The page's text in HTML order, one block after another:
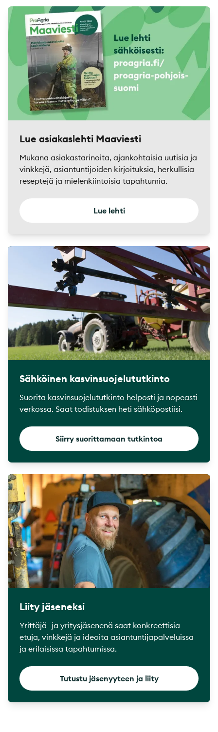
Lue asiakaslehti Maaviesti
Mukana asiakastarinoita, ajankohtaisia uutisia ja
vinkkejä, asiantuntijoiden kirjoituksia, herkullisia
reseptejä ja mielenkiintoisia tapahtumia.
Lue lehti
Sähköinen kasvinsuojelututkinto
Suorita kasvinsuojelututkinto helposti ja nopeasti
verkossa. Saat todistuksen heti sähköpostiisi.
Siirry suorittamaan tutkintoa
Liity jäseneksi
Yrittäjä- ja yritysjäsenenä saat konkreettisia
etuja, vinkkejä ja ideoita asiantuntijapalveluissa
ja erilaisissa tapahtumissa.
Tutustu jäsenyyteen ja liity